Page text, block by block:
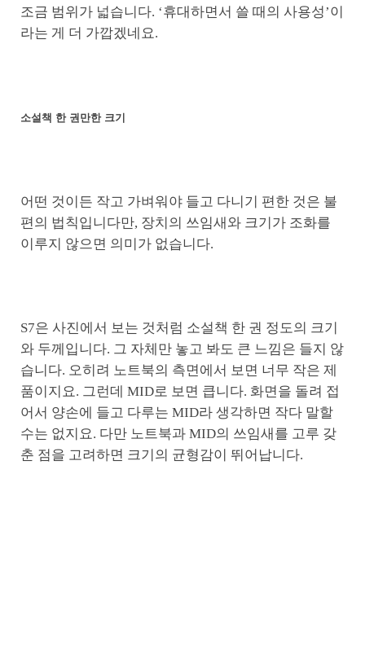
조금 범위가 넓습니다. ‘휴대하면서 쓸 때의 사용성’이
라는 게 더 가깝겠네요.
소설책 한 권만한 크기
어떤 것이든 작고 가벼워야 들고 다니기 편한 것은 불
편의 법칙입니다만, 장치의 쓰임새와 크기가 조화를
이루지 않으면 의미가 없습니다.
S7은 사진에서 보는 것처럼 소설책 한 권 정도의 크기
와 두께입니다. 그 자체만 놓고 봐도 큰 느낌은 들지 않
습니다. 오히려 노트북의 측면에서 보면 너무 작은 제
품이지요. 그런데 MID로 보면 큽니다. 화면을 돌려 접
어서 양손에 들고 다루는 MID라 생각하면 작다 말할
수는 없지요. 다만 노트북과 MID의 쓰임새를 고루 갖
춘 점을 고려하면 크기의 균형감이 뛰어납니다.